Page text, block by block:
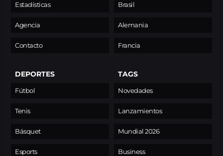
Estadísticas
Agencia
Contacto
Brasil
Alemania
Francia
DEPORTES
Fútbol
Tenis
Básquet
Esports
TAGS
Novedades
Lanzamientos
Mundial 2026
Business